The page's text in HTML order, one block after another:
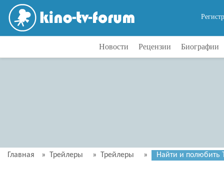
Новости Рецензии Биографии
Главная » Трейлеры » Трейлеры » Найти и полюбить